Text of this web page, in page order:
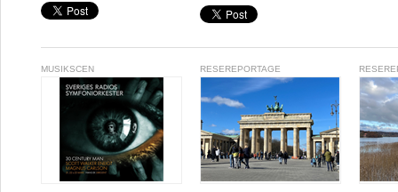
MUSIKSCEN RESEREPORTAGE